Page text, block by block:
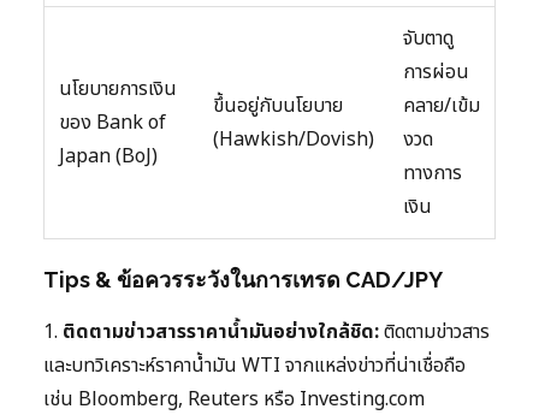
นโยบายการเงิน
ของ Bank of
Japan (BoJ)
ขึ้นอยู่กับนโยบาย
(Hawkish/Dovish)
จับตาดู
การผ่อน
คลาย/เข้ม
งวด
ทางการ
เงิน
Tips & ข้อควรระวังในการเทรด CAD/JPY
1. ติดตามข่าวสารราคาน้ำมันอย่างใกล้ชิด:ติดตามข่าวสาร
และบทวิเคราะห์ราคาน้ำมัน WTI จากแหล่งข่าวที่น่าเชื่อถือ
เช่น Bloomberg, Reuters หรือ Investing.com